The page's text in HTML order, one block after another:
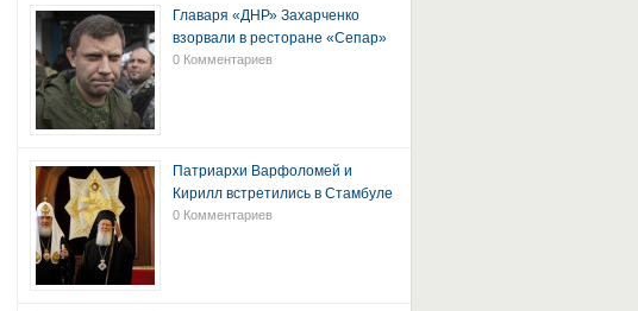
Главаря «ДНР» Захарченко
взорвали в ресторане «Сепар»
0 Комментариев
Патриархи Варфоломей и
Кирилл встретились в Стамбуле
0 Комментариев